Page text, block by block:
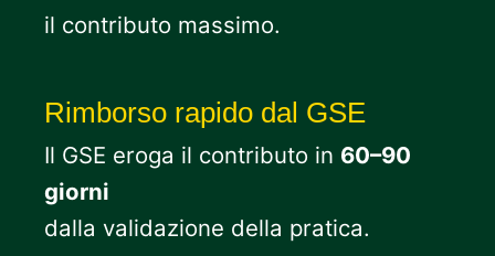
il contributo massimo.
Rimborso rapido dal GSE
Il GSE eroga il contributo in 60–90
giorni
dalla validazione della pratica.